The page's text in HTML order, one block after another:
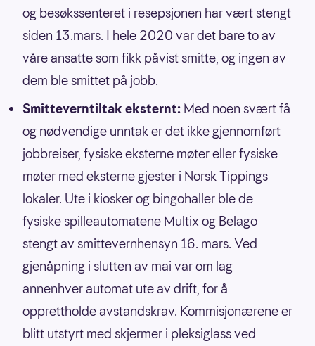
og besøkssenteret i resepsjonen har vært stengt
siden 13.mars. I hele 2020 var det bare to av
våre ansatte som fikk påvist smitte, og ingen av
dem ble smittet på jobb.
Smitteverntiltak eksternt: Med noen svært få
og nødvendige unntak er det ikke gjennomført
jobbreiser, fysiske eksterne møter eller fysiske
møter med eksterne gjester i Norsk Tippings
lokaler. Ute i kiosker og bingohaller ble de
fysiske spilleautomatene Multix og Belago
stengt av smittevernhensyn 16. mars. Ved
gjenåpning i slutten av mai var om lag
annenhver automat ute av drift, for å
opprettholde avstandskrav. Kommisjonærene er
blitt utstyrt med skjermer i pleksiglass ved